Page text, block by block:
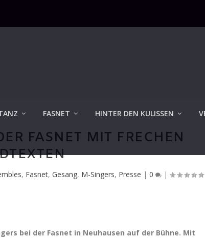
FASNET HINTER DEN KULISSEN
FASNET MIT FRECHEN
, Fasnet, Gesang, M-Singers, Presse | 0 |
bei der Fasnet in Neuhausen auf der Bühne. Mit